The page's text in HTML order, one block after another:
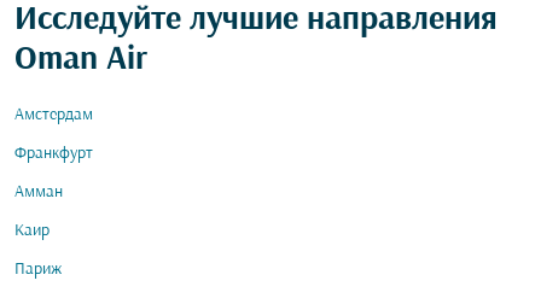
Исследуйте лучшие направления
Oman Air
Амстердам
Франкфурт
Амман
Каир
Париж